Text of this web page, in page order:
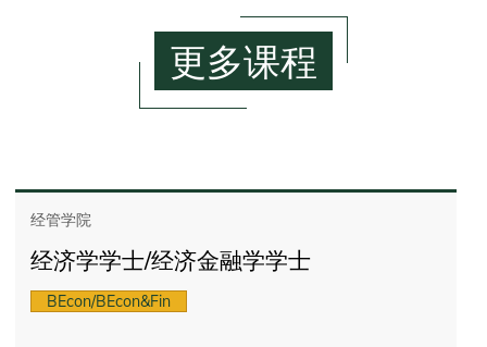
更多课程
经管学院
经济学学士/经济金融学学士
BEcon/BEcon&Fin